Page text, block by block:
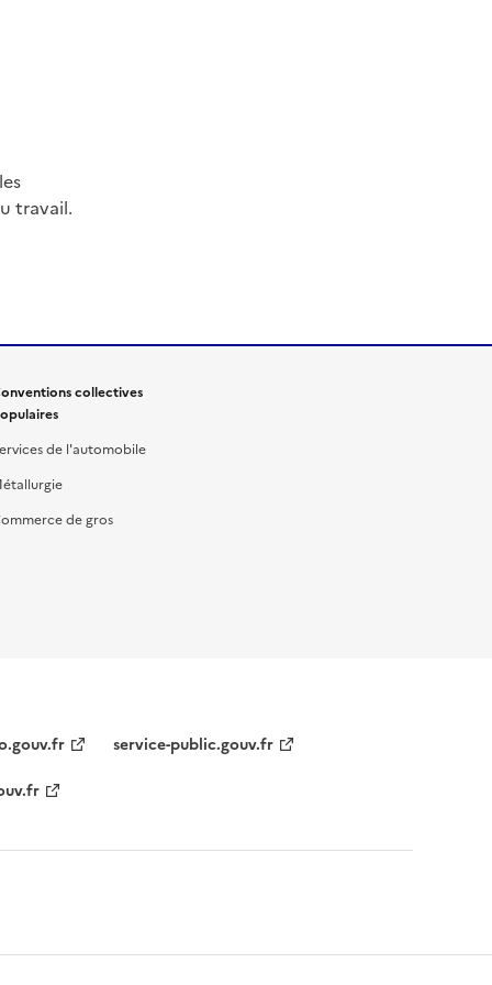
travail.
collectives
de l'automobile
de gros
service-public.gouv.fr